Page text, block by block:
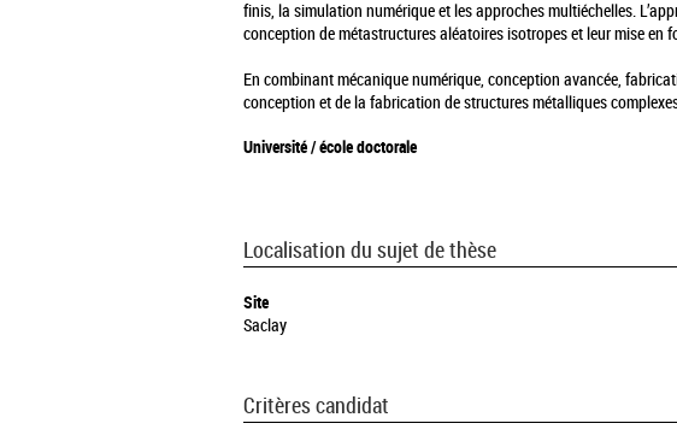
finis, la simulation numérique et les approches multiéchelles.
conception de métastructures aléatoires isotropes et leur mise en
En combinant mécanique numérique, conception avancée,
conception et de la fabrication de structures métalliques
Université / école doctorale
Localisation du sujet de thèse
Site
Saclay
Critères candidat